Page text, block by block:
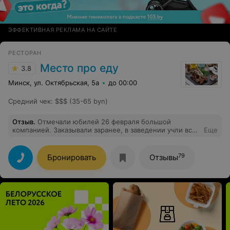
ЭФФЕКТИВНАЯ РЕКЛАМА НА САЙТЕ
РЕСТОРАН
3.8 Место про еду
Минск, ул. Октябрьская, 5а до 00:00
Средний чек: $$$ (35-65 byn)
Отзыв. Отмечали юбилей 26 февраля большой
компанией. Заказывали заранее, в заведении учли все
на высшем уровне, официанты всегда были рядом, но
ненавязчиво. Хорошая кухня, заказывали много разных
блюд, и вкус и подача на уровне. Очень уютный
интерьер, комфортная температура в помещении.
Еще
Бронировать Отзывы79